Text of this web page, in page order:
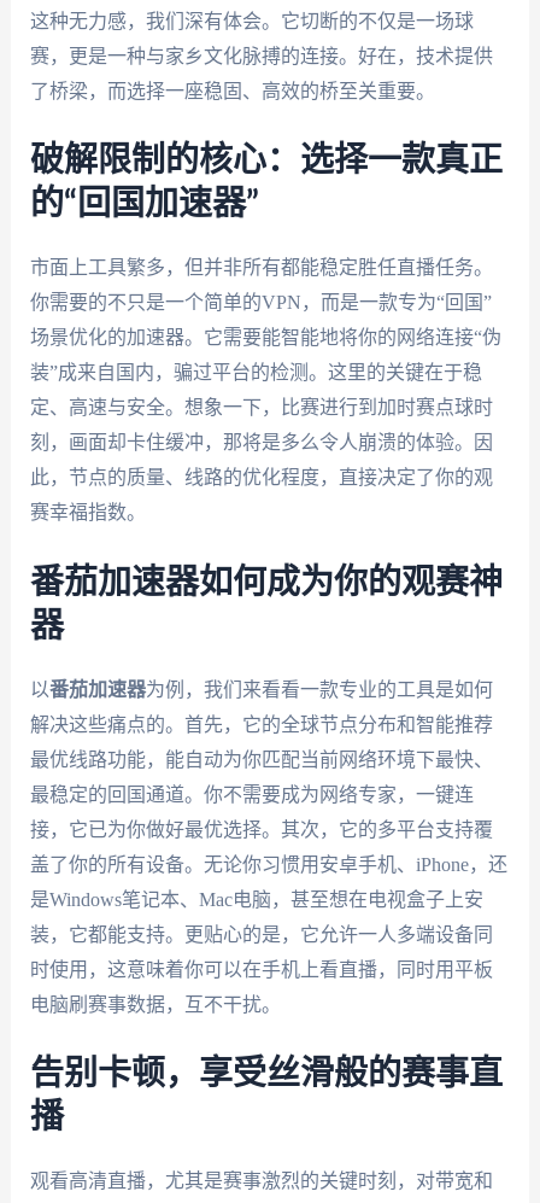
这种无力感，我们深有体会。它切断的不仅是一场球
赛，更是一种与家乡文化脉搏的连接。好在，技术提供
了桥梁，而选择一座稳固、高效的桥至关重要。
破解限制的核心：选择一款真正
的“回国加速器”
市面上工具繁多，但并非所有都能稳定胜任直播任务。
你需要的不只是一个简单的VPN，而是一款专为“回国”
场景优化的加速器。它需要能智能地将你的网络连接“伪
装”成来自国内，骗过平台的检测。这里的关键在于稳
定、高速与安全。想象一下，比赛进行到加时赛点球时
刻，画面却卡住缓冲，那将是多么令人崩溃的体验。因
此，节点的质量、线路的优化程度，直接决定了你的观
赛幸福指数。
番茄加速器如何成为你的观赛神
器
以番茄加速器为例，我们来看看一款专业的工具是如何
解决这些痛点的。首先，它的全球节点分布和智能推荐
最优线路功能，能自动为你匹配当前网络环境下最快、
最稳定的回国通道。你不需要成为网络专家，一键连
接，它已为你做好最优选择。其次，它的多平台支持覆
盖了你的所有设备。无论你习惯用安卓手机、iPhone，还
是Windows笔记本、Mac电脑，甚至想在电视盒子上安
装，它都能支持。更贴心的是，它允许一人多端设备同
时使用，这意味着你可以在手机上看直播，同时用平板
电脑刷赛事数据，互不干扰。
告别卡顿，享受丝滑般的赛事直
播
观看高清直播，尤其是赛事激烈的关键时刻，对带宽和